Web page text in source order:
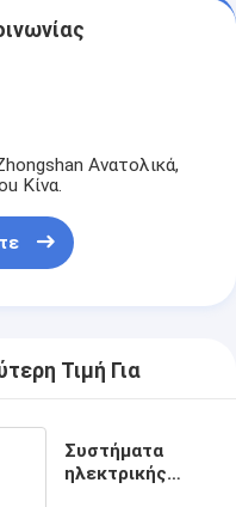
Ανατολικά,
Κίνα.
Τιμή Για
Συστήματα
ηλεκτρικής